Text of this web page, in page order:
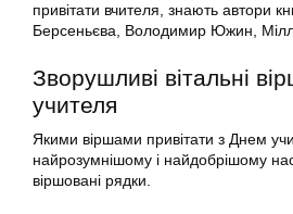
привітати вчителя, знають автори
Берсеньєва, Володимир Южин,
Зворушливі вітальні
учителя
Якими віршами привітати з Днем
найрозумнішому і найдобрішому
віршовані рядки.